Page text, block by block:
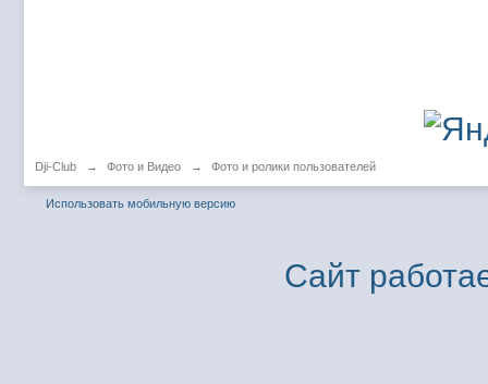
Dji-Club → Фото и Видео → Фото и ролики пользователей
Использовать мобильную версию
Сайт